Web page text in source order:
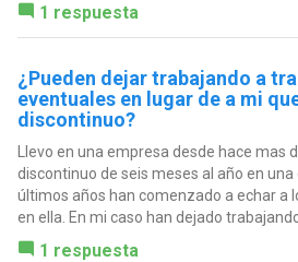
1 respuesta
¿Pueden dejar trabajando a
eventuales en lugar de a mi
discontinuo?
Llevo en una empresa desde hace mas
discontinuo de seis meses al año en
últimos años han comenzado a echar a
en ella. En mi caso han dejado
1 respuesta